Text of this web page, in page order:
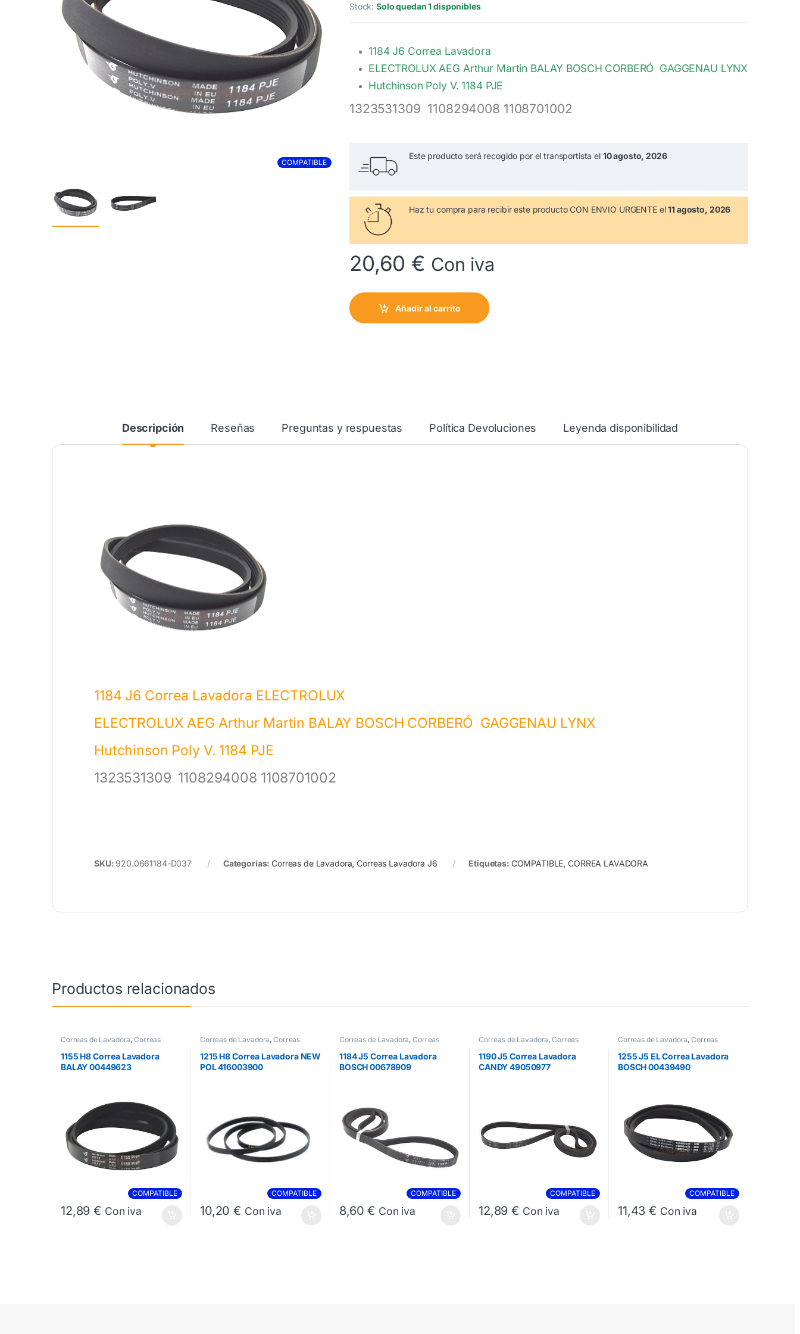
COMPATIBLE
Stock:Solo quedan 1 disponibles
1184 J6 Correa Lavadora
ELECTROLUX AEG Arthur Martin BALAY BOSCH CORBERÓ GAGGENAU LYNX
Hutchinson Poly V. 1184 PJE
1323531309 1108294008 1108701002
Este producto será recogido por el transportista el 10 agosto, 2026
Haz tu compra para recibir este producto CON ENVIO URGENTE el11 agosto, 2026
20,60 € Con iva
Añadir al carrito
Descripción Reseñas Preguntas y respuestas Política Devoluciones Leyenda disponibilidad
1184 J6 Correa Lavadora ELECTROLUX
ELECTROLUXAEG Arthur Martin BALAY BOSCH CORBERÓ GAGGENAU LYNX
Hutchinson Poly V. 1184 PJE
1323531309 1108294008 1108701002
SKU: 920.0661184-D037 Categorías:Correas de Lavadora,Correas Lavadora J6 Etiquetas: COMPATIBLE,CORREA LAVADORA
Productos relacionados
Correas de Lavadora,Correas
1155 H8 Correa Lavadora
BALAY 00449623
COMPATIBLE
12,89€ Con iva
Correas de Lavadora,Correas
1215 H8 Correa Lavadora NEW
POL 416003900
COMPATIBLE
10,20€ Con iva
Correas de Lavadora,Correas
1184 J5 Correa Lavadora
BOSCH 00678909
COMPATIBLE
8,60€ Con iva
Correas de Lavadora,Correas
1190 J5 Correa Lavadora
CANDY 49050977
COMPATIBLE
12,89€ Con iva
Correas de Lavadora,Correas
1255 J5 EL Correa Lavadora
BOSCH 00439490
COMPATIBLE
11,43€ Con iva